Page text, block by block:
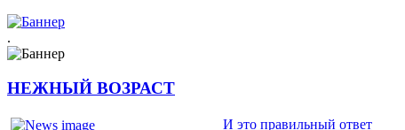
.
НЕЖНЫЙ ВОЗРАСТ
И это правильный ответ